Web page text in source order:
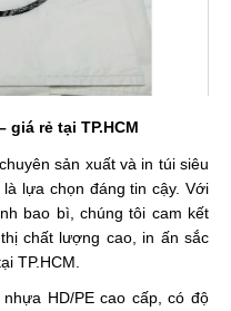
rẻ tại TP.HCM
sản xuất và in túi siêu
lựa chọn đáng tin cậy. Với
bao bì, chúng tôi cam kết
chất lượng cao, in ấn sắc
TP.HCM.
HD/PE cao cấp, có độ